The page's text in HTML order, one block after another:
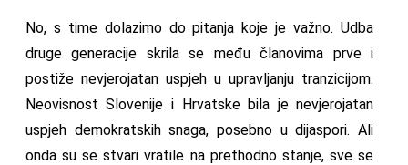
No, s time dolazimo do pitanja koje je važno. Udba
druge generacije skrila se među članovima prve i
postiže nevjerojatan uspjeh u upravljanju tranzicijom.
Neovisnost Slovenije i Hrvatske bila je nevjerojatan
uspjeh demokratskih snaga, posebno u dijaspori. Ali
onda su se stvari vratile na prethodno stanje, sve se